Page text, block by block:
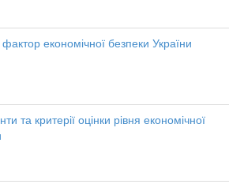
економічної безпеки України
та критерії оцінки рівня економічної